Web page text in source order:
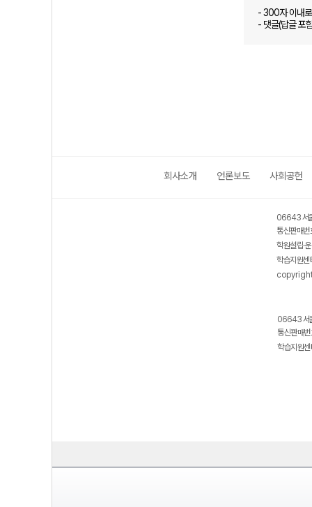
- 300자 이내
- 댓글(답글 포
회사소개 언론보도 사회공헌
06643 서
통신판매
학원설립·
학습지원
06643 서
통신판매
학습지원